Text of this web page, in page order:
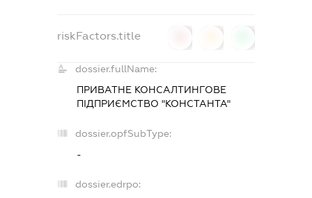
riskFactors.title
dossier.fullName:
ПРИВАТНЕ КОНСАЛТИНГОВЕ
ПІДПРИЄМСТВО "КОНСТАНТА"
dossier.opfSubType:
-
dossier.edrpo: